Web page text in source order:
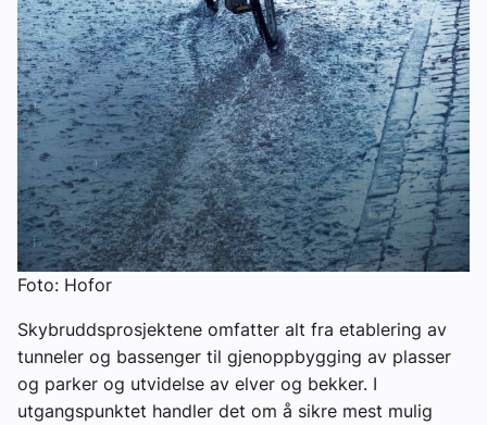
Foto: Hofor
Skybruddsprosjektene omfatter alt fra etablering av
tunneler og bassenger til gjenoppbygging av plasser
og parker og utvidelse av elver og bekker. I
utgangspunktet handler det om å sikre mest mulig